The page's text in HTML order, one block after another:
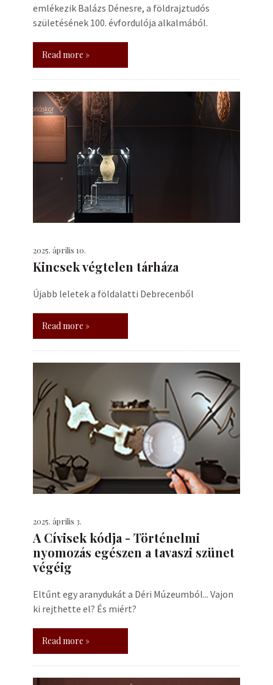
emlékezik Balázs Dénesre, a földrajztudós
születésének 100. évfordulója alkalmából.
Read more »
2025. április 10.
Kincsek végtelen tárháza
Újabb leletek a földalatti Debrecenből
Read more »
2025. április 3.
A Cívisek kódja - Történelmi
nyomozás egészen a tavaszi szünet
végéig
Eltűnt egy aranydukát a Déri Múzeumból... Vajon
ki rejthette el? És miért?
Read more »